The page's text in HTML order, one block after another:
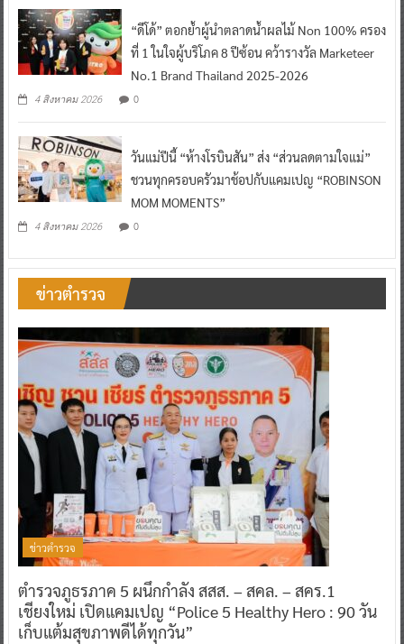
“ดีโด้” ตอกย้ำผู้นำตลาดน้ำผลไม้ Non 100% ครอง
ที่ 1 ในใจผู้บริโภค 8 ปีซ้อน คว้ารางวัล Marketeer
No.1 Brand Thailand 2025-2026
4 สิงหาคม 2026 0
วันแม่ปีนี้ “ห้างโรบินสัน” ส่ง “ส่วนลดตามใจแม่”
ชวนทุกครอบครัวมาช้อปกับแคมเปญ “ROBINSON
MOM MOMENTS”
4 สิงหาคม 2026 0
ข่าวตำรวจ
ข่าวตำรวจ
ตำรวจภูธรภาค 5 ผนึกกำลัง สสส. – สคล. – สคร.1
เชียงใหม่ เปิดแคมเปญ “Police 5 Healthy Hero : 90 วัน
เก็บแต้มสุขภาพดีได้ทุกวัน”